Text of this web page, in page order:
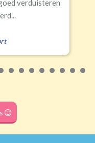
verduisteren